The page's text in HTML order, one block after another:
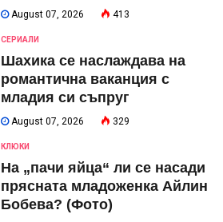
August 07, 2026 413
СЕРИАЛИ
Шахика се наслаждава на
романтична ваканция с
младия си съпруг
August 07, 2026 329
КЛЮКИ
На „пачи яйца“ ли се насади
прясната младоженка Айлин
Бобева? (Фото)